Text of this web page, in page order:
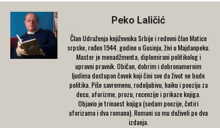
Peko Laličić
Član Udruženja književnika Srbije i redovni član Matice
srpske, rođen 1944. godine u Gusinju, živi u Majdanpeku.
Master je menadžmenta, diplomirani politikolog i
upravni pravnik. Običan, dobrim i dobronamernim
ljudima dostupan čovek koji čini sve da život ne bude
politika. Piše savremenu, rodoljubivu, haiku i poeziju za
decu, aforizme, prozu, recenzije i prikaze knjiga.
Objavio je trinaest knjiga (sedam poezije, četiri
aforizama i dva romana). Romani su mu doživeli po dva
izdanja.